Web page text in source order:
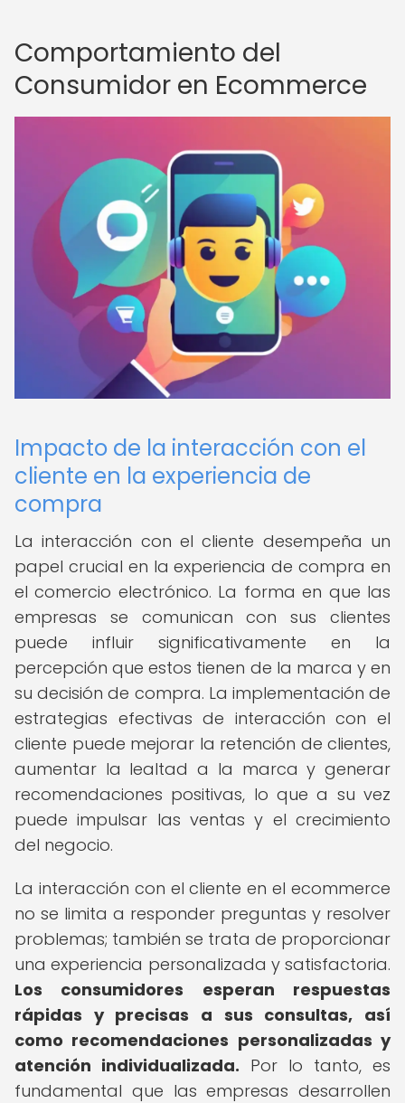
Comportamiento del
Consumidor en Ecommerce
Impacto de la interacción con el
cliente en la experiencia de
compra
La interacción con el cliente desempeña un
papel crucial en la experiencia de compra en
el comercio electrónico. La forma en que las
empresas se comunican con sus clientes
puede influir significativamente en la
percepción que estos tienen de la marca y en
su decisión de compra. La implementación de
estrategias efectivas de interacción con el
cliente puede mejorar la retención de clientes,
aumentar la lealtad a la marca y generar
recomendaciones positivas, lo que a su vez
puede impulsar las ventas y el crecimiento
del negocio.
La interacción con el cliente en el ecommerce
no se limita a responder preguntas y resolver
problemas; también se trata de proporcionar
una experiencia personalizada y satisfactoria.
Los consumidores esperan respuestas
rápidas y precisas a sus consultas, así
como recomendaciones personalizadas y
atención individualizada. Por lo tanto, es
fundamental que las empresas desarrollen